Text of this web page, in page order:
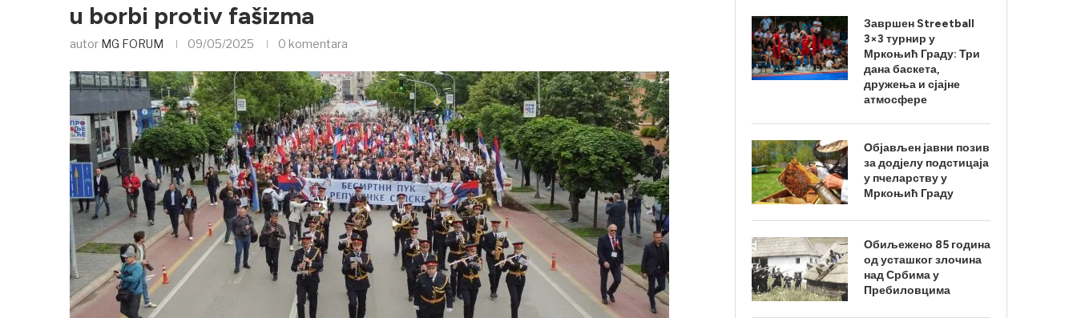
u borbi protiv fašizma
autor MG FORUM 09/05/2025 0 komentara
Завршен Streetball
3×3 турнир у
Мркоњић Граду: Три
дана баскета,
дружења и сјајне
атмосфере
Објављен јавни позив
за додјелу подстицаја
у пчеларству у
Мркоњић Граду
Обиљежено 85 година
од усташког злочина
над Србима у
Пребиловцима